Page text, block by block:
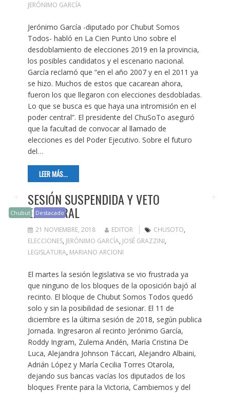
JERÓNIMO GARCÍA
Jerónimo García -diputado por Chubut Somos
Todos- habló en La Cien Punto Uno sobre el
desdoblamiento de elecciones 2019 en la provincia,
los posibles candidatos y el escenario nacional.
García reclamó que “en el año 2007 y en el 2011 ya
se hizo. Muchos de estos que cacarean ahora,
fueron los que llegaron con elecciones desdobladas.
Lo que se busca es que haya una intromisión en el
poder central”. El presidente del ChuSoTo aseguró
que la facultad de convocar al llamado de
elecciones es del Poder Ejecutivo. Sobre el futuro
del…
LEER MÁS...
Chubut Destacado
SESIÓN SUSPENDIDA Y VETO
ELECTORAL
21 NOVIEMBRE, 2018 EDITOR CHUSOTO,
ELECCIONES, JERÓNIMO GARCÍA, JOSÉ GRAZZINI,
LEGISLATURA, MARIANO ARCIONI
El martes la sesión legislativa se vio frustrada ya
que ninguno de los bloques de la oposición bajó al
recinto. El bloque de Chubut Somos Todos quedó
solo y sin la posibilidad de sesionar. El 11 de
diciembre es la última sesión de 2018, según publica
Jornada. Ingresaron al recinto Jerónimo García,
Roddy Ingram, Zulema Andén, María Cristina De
Luca, Alejandra Johnson Táccari, Alejandro Albaini,
Adrián López y María Cecilia Torres Otarola,
dejando sus bancas vacías los diputados de los
bloques Frente para la Victoria, Cambiemos y del